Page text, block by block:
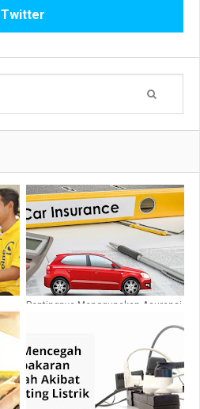
Twitter
Pentingnya Menggunakan Asuransi